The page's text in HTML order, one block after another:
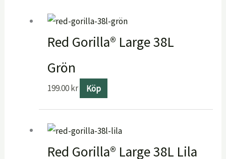
Red Gorilla® Large 38L
Grön
199.00kr Köp
Red Gorilla® Large 38L Lila